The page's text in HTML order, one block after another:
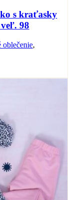
s kraťasky
98
oblečenie,